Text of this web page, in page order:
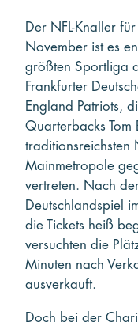
Der NFL-Knaller
November ist es
größten Sportliga
Frankfurter
England Patriots,
Quarterbacks Tom
traditionsreichsten
Mainmetropole
vertreten. Nach
Deutschlandspiel
die Tickets heiß
versuchten die
Minuten nach
ausverkauft.
Doch bei der